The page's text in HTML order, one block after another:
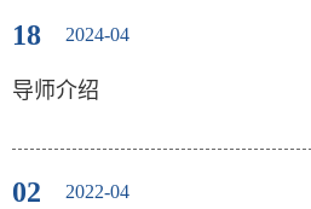
18 2024-04
导师介绍
02 2022-04